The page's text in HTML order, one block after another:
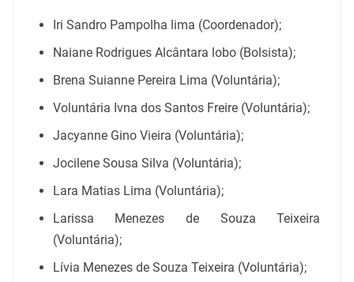
Iri Sandro Pampolha lima (Coordenador);
Naiane Rodrigues Alcântara lobo (Bolsista);
Brena Suianne Pereira Lima (Voluntária);
Voluntária Ivna dos Santos Freire (Voluntária);
Jacyanne Gino Vieira (Voluntária);
Jocilene Sousa Silva (Voluntária);
Lara Matias Lima (Voluntária);
Larissa Menezes de Souza Teixeira
(Voluntária);
Lívia Menezes de Souza Teixeira (Voluntária);